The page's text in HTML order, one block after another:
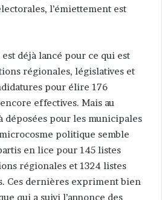
l’émiettement est
déjà lancé pour ce qui est
régionales, législatives et
pour élire 176
effectives. Mais au
déposées pour les municipales
politique semble
en lice pour 145 listes
régionales et 1324 listes
Ces dernières expriment bien
qui a suivi l’annonce des